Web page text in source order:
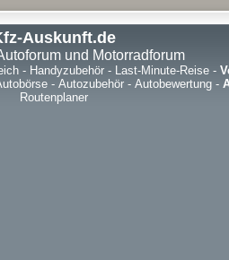
Auskunft.de
und Motorradforum
- Handyzubehör- Last-Minute-Reise-
- Autozubehör - Autobewertung -
Routenplaner